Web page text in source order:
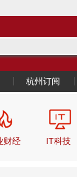
杭州订阅
财经 IT科技